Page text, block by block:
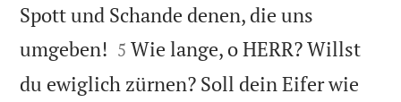
Spott und Schande denen, die uns
umgeben! 

5 Wie lange, o HERR? Willst
du ewiglich zürnen? Soll dein Eifer wie